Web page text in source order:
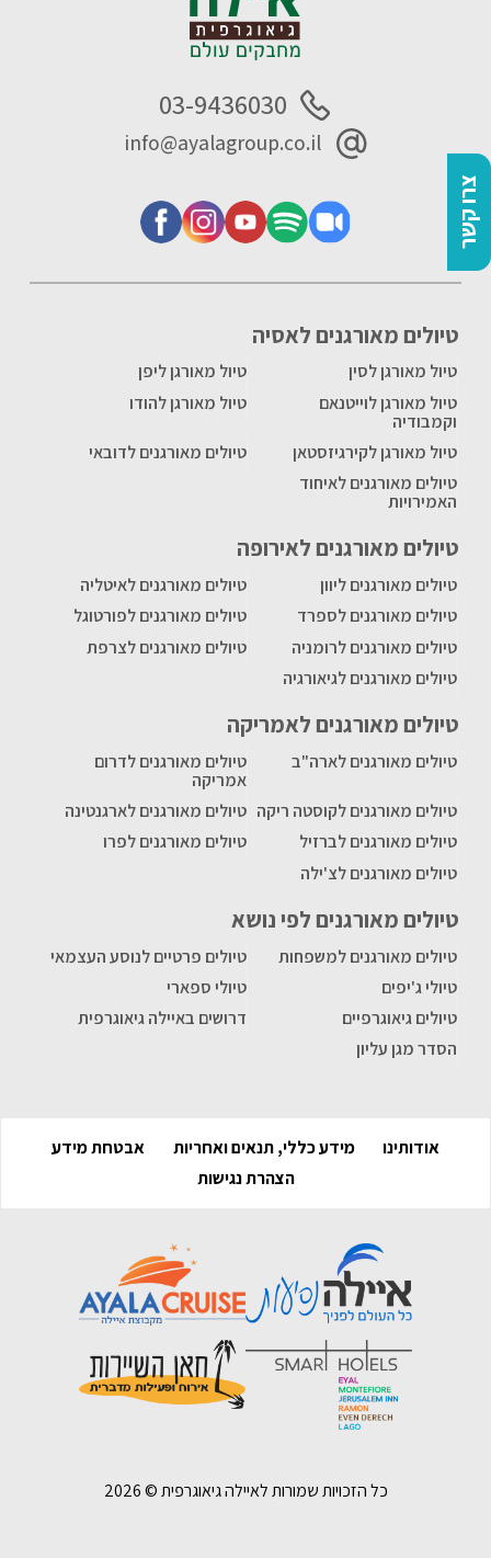
צרו קשר
טיולים מאורגנים לאסיה
טיול מאורגן לסין
טיול מאורגן ליפן
טיול מאורגן לוייטנאם
וקמבודיה
טיול מאורגן להודו
טיול מאורגן לקירגיזסטאן
טיולים מאורגנים לדובאי
טיולים מאורגנים לאיחוד
האמירויות
טיולים מאורגנים לאירופה
טיולים מאורגנים ליוון
טיולים מאורגנים לאיטליה
טיולים מאורגנים לספרד
טיולים מאורגנים לפורטוגל
טיולים מאורגנים לרומניה
טיולים מאורגנים לצרפת
טיולים מאורגנים לגיאורגיה
טיולים מאורגנים לאמריקה
טיולים מאורגנים לארה"ב
טיולים מאורגנים לדרום
אמריקה
טיולים מאורגנים לקוסטה ריקה טיולים מאורגנים לארגנטינה
טיולים מאורגנים לברזיל
טיולים מאורגנים לפרו
טיולים מאורגנים לצ'ילה
טיולים מאורגנים לפי נושא
טיולים מאורגנים למשפחות
טיולים פרטיים לנוסע העצמאי
טיולי ג'יפים
טיולי ספארי
טיולים גיאוגרפיים
דרושים באיילה גיאוגרפית
הסדר מגן עליון
03-9436030
info@ayalagroup.co.il
אודותינו מידע כללי, תנאים ואחריות
אבטחת מידע
הצהרת נגישות
כל הזכויות שמורות לאיילה גיאוגרפית ©2026